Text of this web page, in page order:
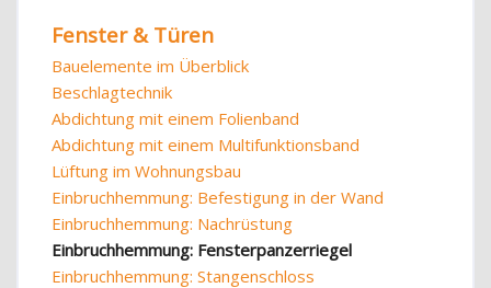
Fenster & Türen
Bauelemente im Überblick
Beschlagtechnik
Abdichtung mit einem Folienband
Abdichtung mit einem Multifunktionsband
Lüftung im Wohnungsbau
Einbruchhemmung: Befestigung in der Wand
Einbruchhemmung: Nachrüstung
Einbruchhemmung: Fensterpanzerriegel
Einbruchhemmung: Stangenschloss